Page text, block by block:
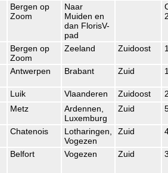
Bergen op
Zoom
Naar
Muiden en
dan FlorisV-
pad
Bergen op
Zoom
Zeeland Zuidoost
Antwerpen Brabant Zuid
Luik Vlaanderen Zuidoost
Metz
Ardennen,
Luxemburg
Zuid
Chatenois
Lotharingen,
Vogezen
Zuid
Belfort Vogezen Zuid